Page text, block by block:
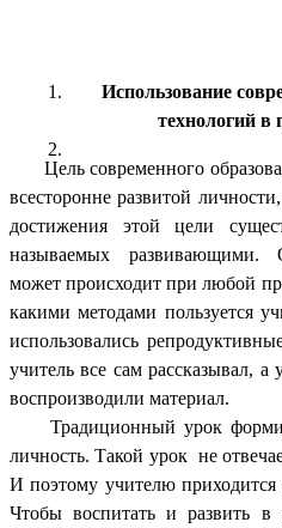
Использование
технологий в
Цель современного
всесторонне развитой
достижения этой цели
называемых развивающими.
может происходит при любой
какими методами пользуется
использовались
учитель все сам рассказывал,
воспроизводили материал.
Традиционный урок
личность. Такой урок не
И поэтому учителю приходится
Чтобы воспитать и развить